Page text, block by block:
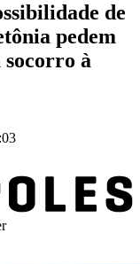
de
pedem
socorro à